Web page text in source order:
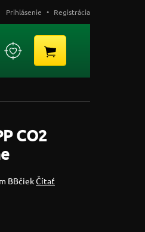
CO2
BBčiekČítať
Prihlásenie • Registrácia